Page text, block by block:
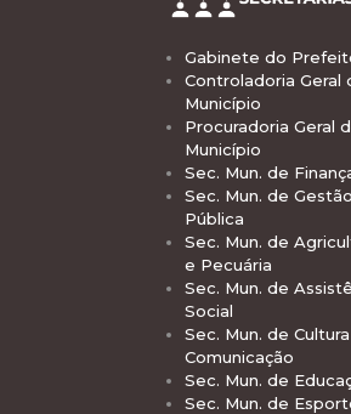
Gabinete do
Controladoria Geral
Município
Procuradoria Geral
Município
Sec. Mun. de
Sec. Mun. de Gestão
Pública
Sec. Mun. de
e Pecuária
Sec. Mun. de
Social
Sec. Mun. de
Comunicação
Sec. Mun. de
Sec. Mun. de